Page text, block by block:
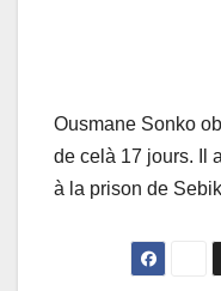
Ousmane Sonko
de celà 17 jours. Il
à la prison de